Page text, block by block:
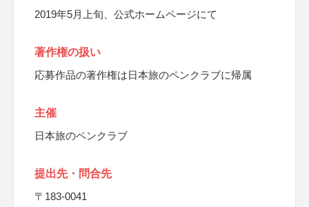
2019年5月上旬、公式ホームページにて
著作権の扱い
応募作品の著作権は日本旅のペンクラブに帰属
主催
日本旅のペンクラブ
提出先・問合先
〒183-0041